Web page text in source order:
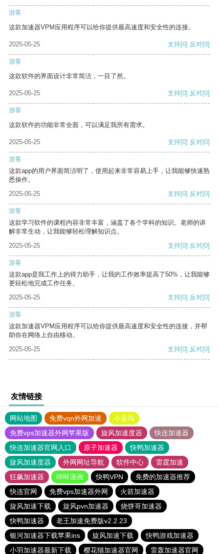
游客
这款加速器VPM应用程序可以给你提供最高速度和安全性的连接。
2025-05-25 支持[0] 反对[0]
游客
这款软件的界面设计非常简洁，一目了然。
2025-05-25 支持[0] 反对[0]
游客
这款软件的功能非常全面，可以满足我所有需求。
2025-05-25 支持[0] 反对[0]
游客
这款app的用户界面简洁明了，使用起来非常容易上手，让我能够快速熟
悉操作。
2025-05-25
支持[0] 反对[0]
游客
这款学习软件的课程内容非常丰富，涵盖了各个学科的知识。老师的讲
解非常生动，让我能够轻松理解知识点。
2025-05-25
支持[0] 反对[0]
游客
这款app是我工作上的得力助手，让我的工作效率提高了50%，让我能够
更轻松地完成工作任务。
2025-05-25
支持[0] 反对[0]
游客
这款加速器VPM应用程序可以给你提供最高速度和安全性的连接，并帮
助你在网络上自由移动。
2025-05-25
支持[0] 反对[0]
友情链接
网站地图 免费vqn外网加速
小蓝鸟
免费vps加速器外网苹果版
旋风加速度器
快连加速器
快连加速器官网入口
原子加速器
快鸭加速器
旋风加速度器
外网网址导航 软件中心
雷霆加速
狂飙加速器
哔咔漫画 快鸭VPN
免费的加速器推荐
快连官网
免费vps加速器外网
火箭加速器
旋风加速下载
旋风pvn加速器
烧饼哥加速器
快鸭加速器
老王加速免费版v2.2.23
银河加速器下载苹果ins
旋风加速下载
快鸭游戏加速器
小羽加速器最新下载
樱花猫加速器官网 雷轰加速器官网